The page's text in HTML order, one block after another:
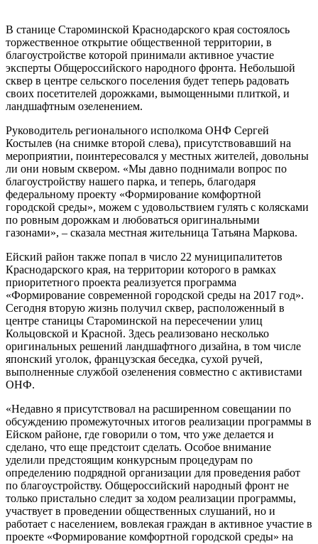
В станице Староминской Краснодарского края состоялось
торжественное открытие общественной территории, в
благоустройстве которой принимали активное участие
эксперты Общероссийского народного фронта. Небольшой
сквер в центре сельского поселения будет теперь радовать
своих посетителей дорожками, вымощенными плиткой, и
ландшафтным озеленением.
Руководитель регионального исполкома ОНФ Сергей
Костылев (на снимке второй слева), присутствовавший на
мероприятии, поинтересовался у местных жителей, довольны
ли они новым сквером. «Мы давно поднимали вопрос по
благоустройству нашего парка, и теперь, благодаря
федеральному проекту «Формирование комфортной
городской среды», можем с удовольствием гулять с колясками
по ровным дорожкам и любоваться оригинальными
газонами», – сказала местная жительница Татьяна Маркова.
Ейский район также попал в число 22 муниципалитетов
Краснодарского края, на территории которого в рамках
приоритетного проекта реализуется программа
«Формирование современной городской среды на 2017 год».
Сегодня вторую жизнь получил сквер, расположенный в
центре станицы Староминской на пересечении улиц
Кольцовской и Красной. Здесь реализовано несколько
оригинальных решений ландшафтного дизайна, в том числе
японский уголок, французская беседка, сухой ручей,
выполненные службой озеленения совместно с активистами
ОНФ.
«Недавно я присутствовал на расширенном совещании по
обсуждению промежуточных итогов реализации программы в
Ейском районе, где говорили о том, что уже делается и
сделано, что еще предстоит сделать. Особое внимание
уделили предстоящим конкурсным процедурам по
определению подрядной организации для проведения работ
по благоустройству. Общероссийский народный фронт не
только пристально следит за ходом реализации программы,
участвует в проведении общественных слушаний, но и
работает с населением, вовлекая граждан в активное участие в
проекте «Формирование комфортной городской среды» на